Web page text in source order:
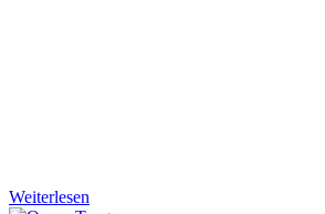
Weiterlesen